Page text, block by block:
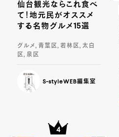
仙台観光ならこれ食べ
て！地元民がオススメ
する名物グルメ15選
グルメ, 青葉区, 若林区, 太白
区, 泉区
S-styleWEB編集室